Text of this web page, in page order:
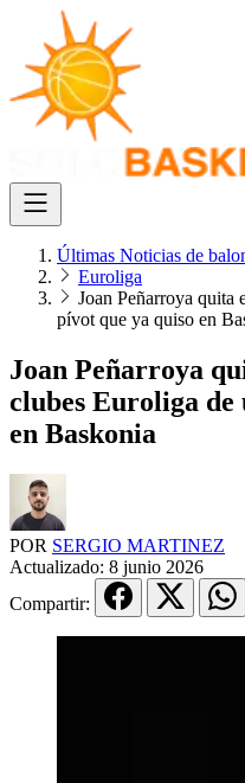
Últimas Noticias de
Euroliga
Joan Peñarroya quita
pívot que ya quiso en
Joan Peñarroya
clubes Euroliga de
en Baskonia
POR SERGIO MARTINEZ
Actualizado: 8 junio 2026
Compartir: